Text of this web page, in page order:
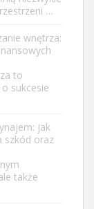
…
wnętrza:
to
sukcesie
jak
szkód oraz
także